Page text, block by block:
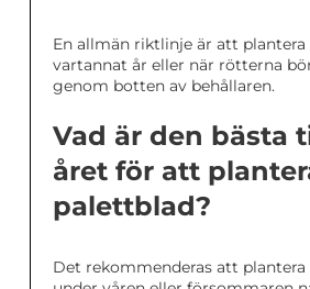
En allmän riktlinje är att
vartannat år eller när rötterna
genom botten av behållaren.
Vad är den bästa
året för att
palettblad?
Det rekommenderas att